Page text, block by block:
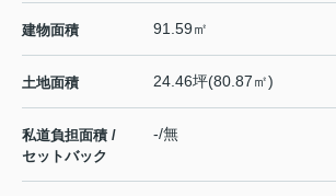
建物面積 91.59㎡
土地面積 24.46坪(80.87㎡)
私道負担面積 /
セットバック
-/無